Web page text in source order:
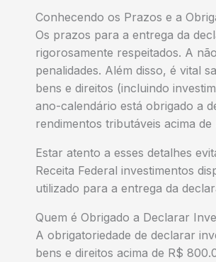
Conhecendo os Prazos e a
Os prazos para a entrega da
rigorosamente respeitados. A
penalidades. Além disso, é vital
bens e direitos (incluindo
ano-calendário está obrigado a
rendimentos tributáveis acima
Estar atento a esses detalhes
Receita Federal investimentos
utilizado para a entrega da
Quem é Obrigado a Declarar
A obrigatoriedade de declarar
bens e direitos acima de R$